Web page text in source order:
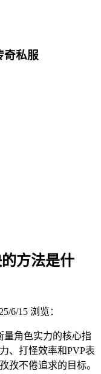
奇私服
方法是什
6/15 浏览：
量角色实力的核心指
、打怪效率和PVP表
孜不倦追求的目标。